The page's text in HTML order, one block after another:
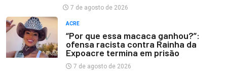
7 de agosto de 2026
ACRE
“Por que essa macaca ganhou?”:
ofensa racista contra Rainha da
Expoacre termina em prisão
7 de agosto de 2026